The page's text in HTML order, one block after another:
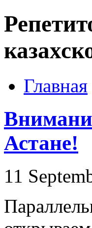
Главная
Астане!
11